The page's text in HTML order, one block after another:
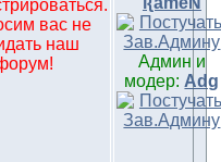
вас не
наш
Админ и
модер: Adg